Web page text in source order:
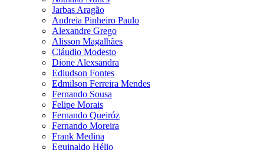
Jarbas Aragão
Andreia Pinheiro Paulo
Alexandre Grego
Alisson Magalhães
Cláudio Modesto
Dione Alexsandra
Ediudson Fontes
Edmilson Ferreira Mendes
Fernando Sousa
Felipe Morais
Fernando Queiróz
Fernando Moreira
Frank Medina
Eguinaldo Hélio